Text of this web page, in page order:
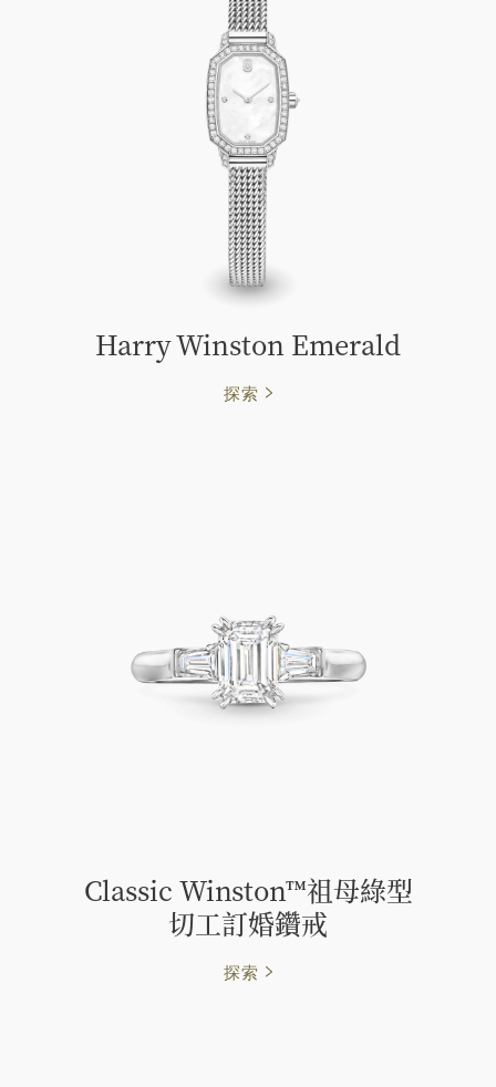
Harry Winston Emerald
探索
Classic Winston™祖母綠型
切工訂婚鑽戒
探索